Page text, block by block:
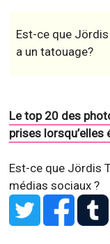
Est-ce que Jördis
a un tatouage?
Le top 20 des
prises
Est-ce que Jördis
médias sociaux ?